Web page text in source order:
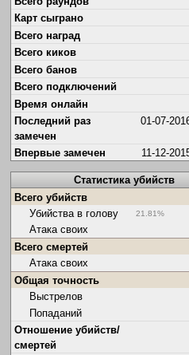
Карт сыграно
Всего наград
Всего киков
Всего банов
Всего подключений
Время онлайн
Последний раз
замечен
01-07-
Впервые замечен 11-12-
Статистика убийств
Всего убийств
Убийства в голову
21.81%
Атака своих
Всего смертей
Атака своих
Общая точность
Выстрелов
Попаданий
Отношение убийств/
смертей